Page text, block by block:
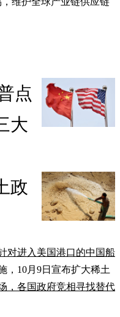
点
大
政
对进入美国港口的中国船
，10月9日宣布扩大稀土
，各国政府竞相寻找替代